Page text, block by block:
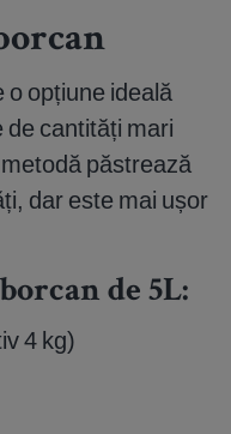
o opțiune ideală
de cantități mari
păstrează
dar este mai ușor
de 5L:
4 kg)